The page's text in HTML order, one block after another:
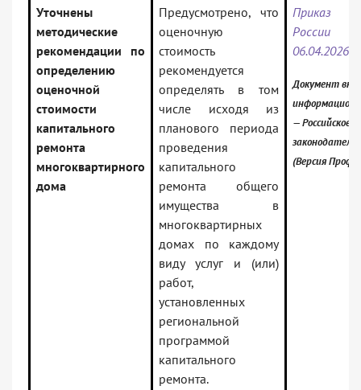
Уточнены
методические
рекомендации по
определению
оценочной
стоимости
капитального
ремонта
многоквартирного
дома
Предусмотрено, что
оценочную
стоимость
рекомендуется
определять в том
числе исходя из
планового периода
проведения
капитального
ремонта общего
имущества в
многоквартирных
домах по каждому
виду услуг и (или)
работ,
установленных
региональной
программой
капитального
ремонта.
Приказ
06.04.2026
Документ
— Российское
(Версия Проф)